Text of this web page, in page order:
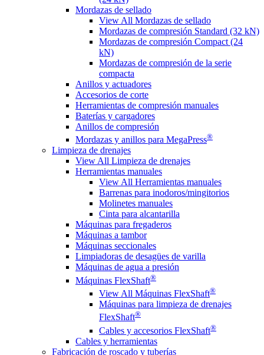
Mordazas de sellado
View All Mordazas de sellado
Mordazas de compresión Standard (32 kN)
Mordazas de compresión Compact (24
kN)
Mordazas de compresión de la serie
compacta
Anillos y actuadores
Accesorios de corte
Herramientas de compresión manuales
Baterías y cargadores
Anillos de compresión
Mordazas y anillos para MegaPress®
Limpieza de drenajes
View All Limpieza de drenajes
Herramientas manuales
View All Herramientas manuales
Barrenas para inodoros/mingitorios
Molinetes manuales
Cinta para alcantarilla
Máquinas para fregaderos
Máquinas a tambor
Máquinas seccionales
Limpiadoras de desagües de varilla
Máquinas de agua a presión
Máquinas FlexShaft®
View All Máquinas FlexShaft®
Máquinas para limpieza de drenajes
FlexShaft®
Cables y accesorios FlexShaft®
Cables y herramientas
Fabricación de roscado y tuberías